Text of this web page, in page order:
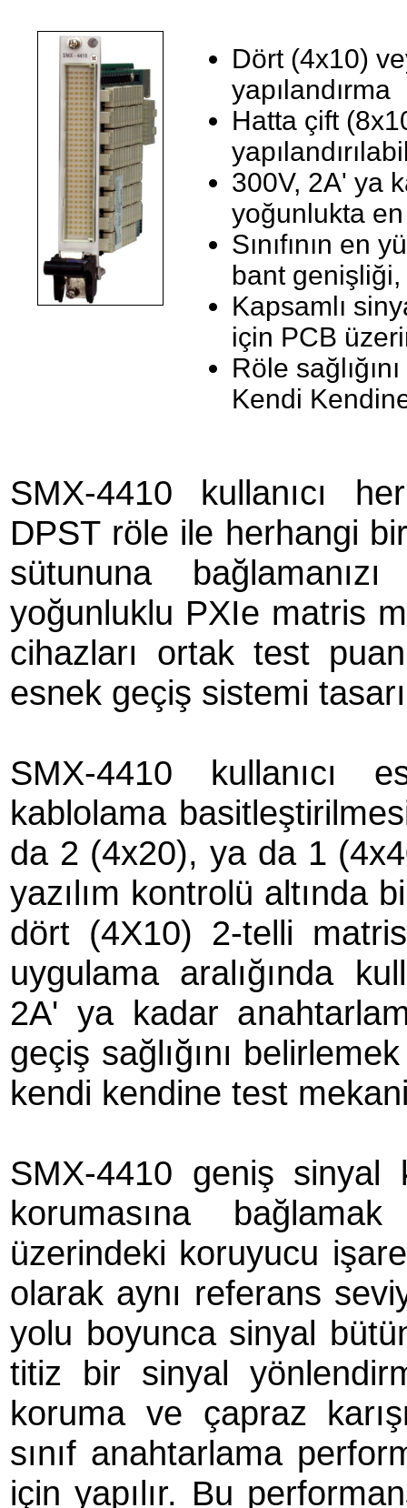
Dört (4x10)
yapılandırma
Hatta çift
300V, 2A' ya
yoğunlukta
Sınıfının en
bant
Kapsamlı
için PCB
Röle
Kendi
SMX-4410 kullanıcı
DPST röle ile herhangi
sütununa
yoğunluklu PXIe matris
cihazları ortak test
esnek geçiş sistemi
SMX-4410 kullanıcı
kablolama
da 2 (4x20), ya da 1
yazılım kontrolü altında
dört (4X10) 2-telli
uygulama aralığında
2A' ya kadar
geçiş sağlığını
kendi kendine test
SMX-4410 geniş sinyal
korumasına
üzerindeki koruyucu
olarak aynı referans
yolu boyunca sinyal
titiz bir sinyal
koruma ve çapraz
sınıf anahtarlama
için yapılır. Bu